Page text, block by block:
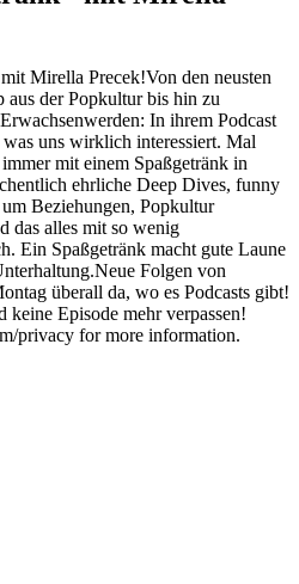
Mirella Precek!Von den neusten
aus der Popkultur bis hin zu
In ihrem Podcast
uns wirklich interessiert. Mal
mit einem Spaßgetränk in
ehrliche Deep Dives, funny
Beziehungen, Popkultur
das alles mit so wenig
Ein Spaßgetränk macht gute Laune
Folgen von
überall da, wo es Podcasts gibt!
keine Episode mehr verpassen!
privacy for more information.